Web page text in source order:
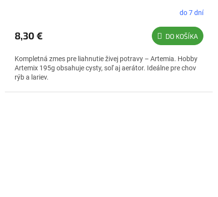
do 7 dní
8,30 € DO KOŠÍKA
Kompletná zmes pre liahnutie živej potravy – Artemia. Hobby
Artemix 195g obsahuje cysty, soľ aj aerátor. Ideálne pre chov
rýb a lariev.